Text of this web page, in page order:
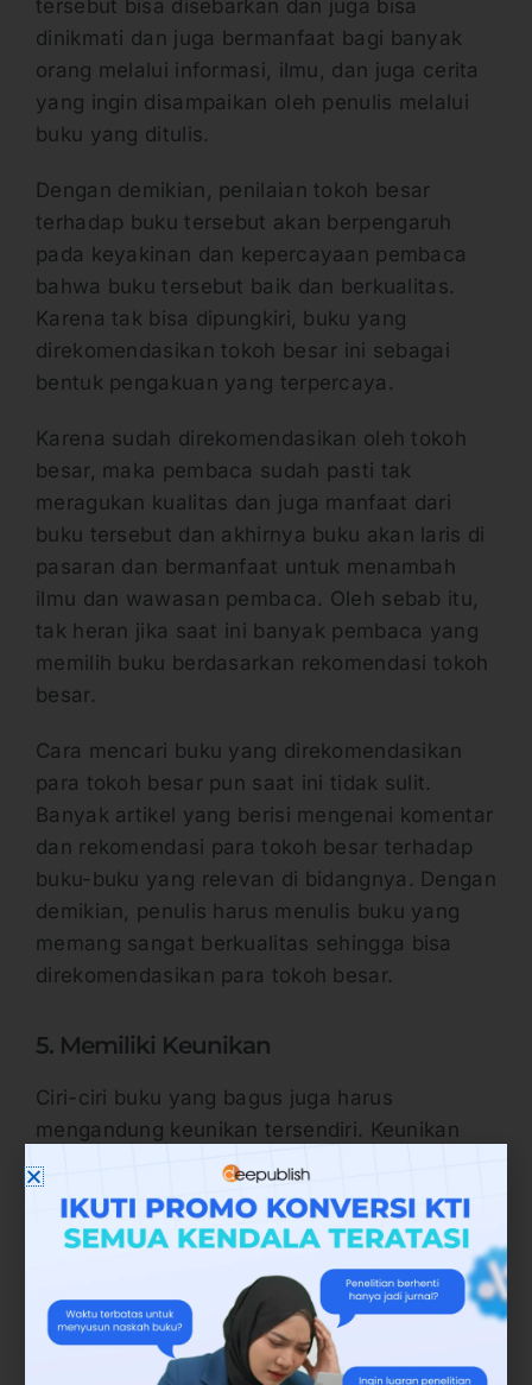
tersebut bisa disebarkan dan juga bisa
dinikmati dan juga bermanfaat bagi banyak
orang melalui informasi, ilmu, dan juga cerita
yang ingin disampaikan oleh penulis melalui
buku yang ditulis.
Dengan demikian, penilaian tokoh besar
terhadap buku tersebut akan berpengaruh
pada keyakinan dan kepercayaan pembaca
bahwa buku tersebut baik dan berkualitas.
Karena tak bisa dipungkiri, buku yang
direkomendasikan tokoh besar ini sebagai
bentuk pengakuan yang terpercaya.
Karena sudah direkomendasikan oleh tokoh
besar, maka pembaca sudah pasti tak
meragukan kualitas dan juga manfaat dari
buku tersebut dan akhirnya buku akan laris di
pasaran dan bermanfaat untuk menambah
ilmu dan wawasan pembaca. Oleh sebab itu,
tak heran jika saat ini banyak pembaca yang
memilih buku berdasarkan rekomendasi tokoh
besar.
Cara mencari buku yang direkomendasikan
para tokoh besar pun saat ini tidak sulit.
Banyak artikel yang berisi mengenai komentar
dan rekomendasi para tokoh besar terhadap
buku-buku yang relevan di bidangnya. Dengan
demikian, penulis harus menulis buku yang
memang sangat berkualitas sehingga bisa
direkomendasikan para tokoh besar.
5. Memiliki Keunikan
Ciri-ciri buku yang bagus juga harus
mengandung keunikan tersendiri. Keunikan
pada buku memang harus dimiliki oleh suatu
buku karena untuk pembeda atau karakteristik
tentang buku tersebut sehingga pembaca
mengetahui perbedaan buku tersebut dengan
tulisan atau buku-buku dari penulis
sebelumnya.
Keunikan yang harus ada di dalam buku ini